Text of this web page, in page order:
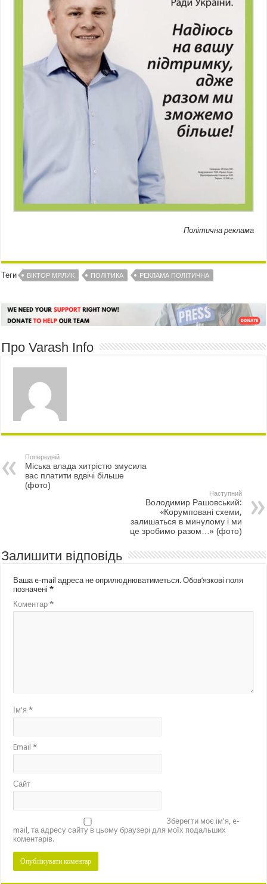
Політична реклама
Теги ВІКТОР МЯЛИК ПОЛІТИКА РЕКЛАМА ПОЛІТИЧНА
Про Varash Info
Попередній
Міська влада хитрістю змусила
вас платити вдвічі більше
(фото)
Наступний
Володимир Рашовський:
«Корумповані схеми,
залишаться в минулому і ми
це зробимо разом…» (фото)
Залишити відповідь
Ваша e-mail адреса не оприлюднюватиметься. Обов’язкові поля
позначені*
Коментар*
Ім'я*
Email*
Сайт
Зберегти моє ім'я, e-
mail, та адресу сайту в цьому браузері для моїх подальших
коментарів.